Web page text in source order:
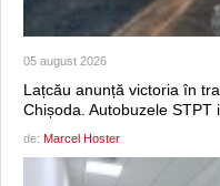
05 august 2026
Lațcău anunță victoria în
Chișoda. Autobuzele
de: Marcel Hoster